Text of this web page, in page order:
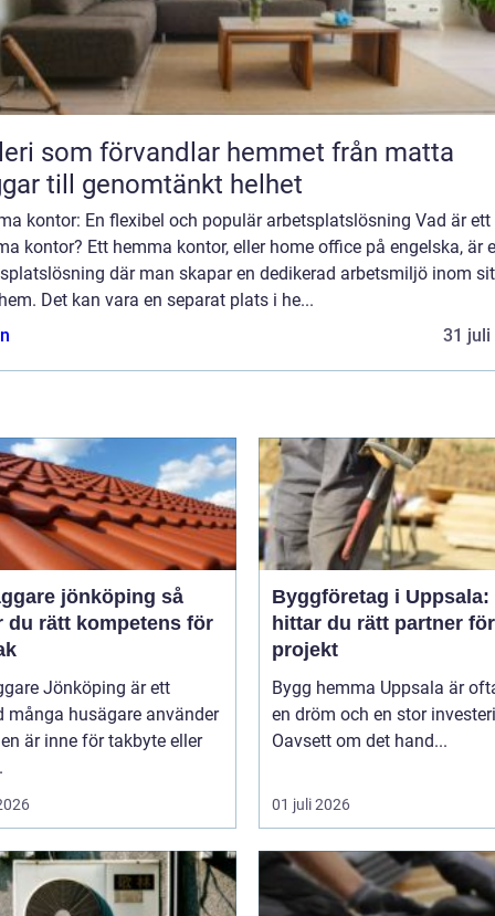
som förvandlar hemmet från matta
till genomtänkt helhet
kontor: En flexibel och populär arbetsplatslösning Vad är ett
kontor? Ett hemma kontor, eller home office på engelska, är
där man skapar en dedikerad arbetsmiljö inom
Det kan vara en separat plats i he...
31 juli
jönköping så
du rätt kompetens för
Jönköping är ett
många husägare använder
är inne för takbyte eller
Byggföretag i Uppsala:
hittar du rätt partner
projekt
Bygg hemma Uppsala är
en dröm och en stor
Oavsett om det hand...
01 juli 2026